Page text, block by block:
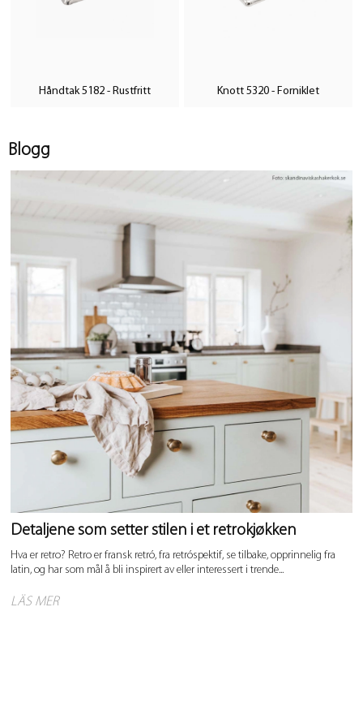
Håndtak 5182 - Rustfritt Knott 5320 - Forniklet
Blogg
Detaljene som setter stilen i et retrokjøkken
Hva er retro? Retro er fransk retró, fra retróspektif, se tilbake, opprinnelig fra
latin, og har som mål å bli inspirert av eller interessert i trende...
LÄS MER